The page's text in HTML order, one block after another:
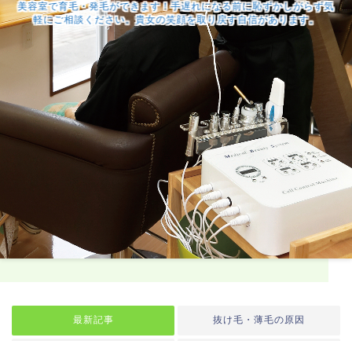
美容室で育毛・発毛ができます！手遅れになる前に恥ずかしがらず気
軽にご相談ください。貴女の笑顔を取り戻す自信があります。
最新記事 抜け毛・薄毛の原因